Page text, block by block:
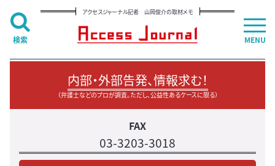
アクセスジャーナル記者 山岡俊介の取材メモ
内部・外部告発、情報求む！
（弁護士などのプロが調査。ただし、公益性あるケースに限る）
FAX
03-3203-3018
MENU
検索